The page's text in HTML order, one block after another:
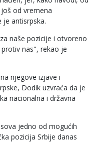
od vremena
antisrpska.
naše pozicije i otvoreno
nas", rekao je
njegove izjave i
Dodik uzvraća da je
nacionalna i državna
jedno od mogućih
pozicija Srbije danas